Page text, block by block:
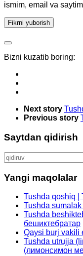
ismim, email va
Bizni kuzatib boring:
Next story
Previous story
Saytdan qidirish
Qidirshish:
Yangi maqolalar
Tushda qoshiq |
Tushda
Tushda
бешиктебратар
Qaysi burj vakili
Tushda utrujja
(лимонсимон